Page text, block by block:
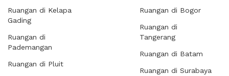
Ruangan di Kelapa
Gading
Ruangan di
Pademangan
Ruangan di Pluit
Ruangan di Bogor
Ruangan di
Tangerang
Ruangan di Batam
Ruangan di Surabaya